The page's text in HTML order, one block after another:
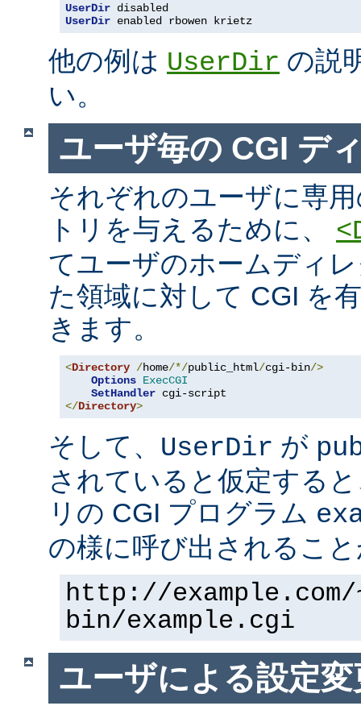
UserDir disabled
UserDir enabled rbowen krietz
他の例は UserDir の説
い。
ユーザ毎の CGI デ
それぞれのユーザに専
トリを与えるために、
てユーザのホームディ
た領域に対して CGI を
きます。
<Directory /home/*/public_html/cgi-bin/>
Options ExecCGI
SetHandler
</Directory>
そして、 UserDir が
されていると仮定する
リの CGI プログラム
の様に呼び出されるこ
http://
bin/example.cgi
ユーザによる設定